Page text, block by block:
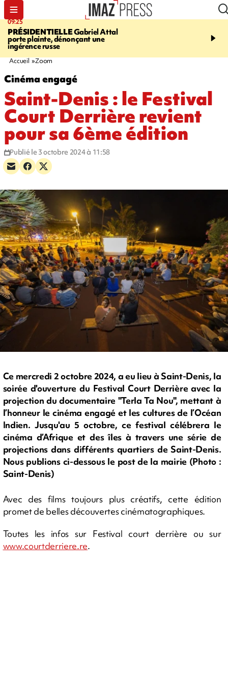
09:25
PRÉSIDENTIELLEGabriel Attal
porte plainte, dénonçant une
ingérence russe
11:43
accident après le virage
Accueil Zoom
Cinéma engagé
Saint-Denis : le Festival
Court Derrière revient
pour sa 6ème édition
Publié le 3 octobre 2024 à 11:58
Ce mercredi 2 octobre 2024, a eu lieu à Saint-Denis, la
soirée d'ouverture du Festival Court Derrière avec la
projection du documentaire "Terla Ta Nou", mettant à
l’honneur le cinéma engagé et les cultures de l’Océan
Indien. Jusqu'au 5 octobre, ce festival célébrera le
cinéma d’Afrique et des îles à travers une série de
projections dans différents quartiers de Saint-Denis.
Nous publions ci-dessous le post de la mairie (Photo :
Saint-Denis)
Avec des films toujours plus créatifs, cette édition
promet de belles découvertes cinématographiques.
Toutes les infos sur Festival court derrière ou sur
www.courtderriere.re.